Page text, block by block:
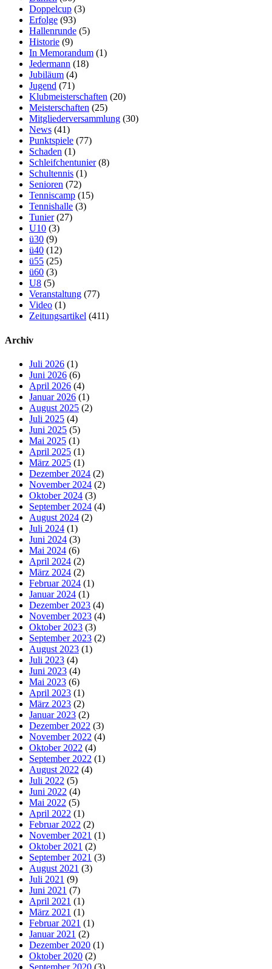
Doppelcup (3)
Erfolge (93)
Hallenrunde (5)
Historie (9)
In Memorandum (1)
Jedermann (18)
Jubiläum (4)
Jugend (71)
Klubmeisterschaften (20)
Meisterschaften (25)
Mitgliederversammlung (30)
News (41)
Punktspiele (77)
Schaden (1)
Schleifchentunier(8)
Schultennis (1)
Senioren (72)
Tenniscamp (15)
Tennishalle (3)
Tunier(27)
U10 (3)
ü30 (9)
ü40 (12)
ü55 (25)
ü60 (3)
U8 (5)
Veranstaltung (77)
Video (1)
Zeitungsartikel (411)
Archiv
Juli 2026 (1)
Juni 2026 (6)
April 2026 (4)
Januar 2026 (1)
August 2025 (2)
Juli 2025 (4)
Juni 2025 (5)
Mai 2025 (1)
April 2025 (1)
März 2025 (1)
Dezember 2024 (2)
November 2024 (2)
Oktober 2024 (3)
September 2024 (4)
August 2024 (2)
Juli 2024 (1)
Juni 2024 (3)
Mai 2024 (6)
April 2024 (2)
März 2024 (2)
Februar 2024 (1)
Januar 2024 (1)
Dezember 2023 (4)
November 2023 (4)
Oktober 2023 (3)
September 2023 (2)
August 2023 (1)
Juli 2023 (4)
Juni 2023 (4)
Mai 2023 (6)
April 2023 (1)
März 2023 (2)
Januar 2023 (2)
Dezember 2022 (3)
November 2022 (4)
Oktober 2022 (4)
September 2022 (1)
August 2022 (4)
Juli 2022 (5)
Juni 2022 (4)
Mai 2022 (5)
April 2022 (1)
Februar 2022 (2)
November 2021 (1)
Oktober 2021 (2)
September 2021 (3)
August 2021 (3)
Juli 2021 (9)
Juni 2021 (7)
April 2021 (1)
März 2021 (1)
Februar 2021 (1)
Januar 2021 (2)
Dezember 2020 (1)
Oktober 2020 (2)
September 2020 (3)